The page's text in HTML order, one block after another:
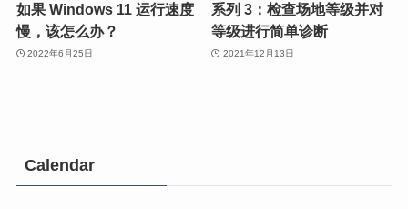
如果 Windows 11 运行速度
慢，该怎么办？
2022年6月25日
系列 3：检查场地等级并对
等级进行简单诊断
2021年12月13日
Calendar